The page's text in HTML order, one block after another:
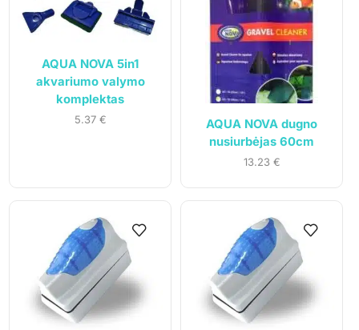
AQUA NOVA 5in1
akvariumo valymo
komplektas
5.37 €
AQUA NOVA dugno
nusiurbėjas 60cm
13.23 €